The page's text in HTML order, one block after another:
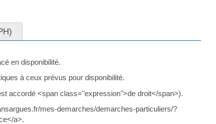
en disponibilité.
à ceux prévus pour disponibilité.
accordé <span class="expression">de droit</span>).
mes-demarches/demarches-particuliers/?
a>.